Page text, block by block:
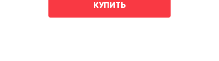
КУПИТЬ